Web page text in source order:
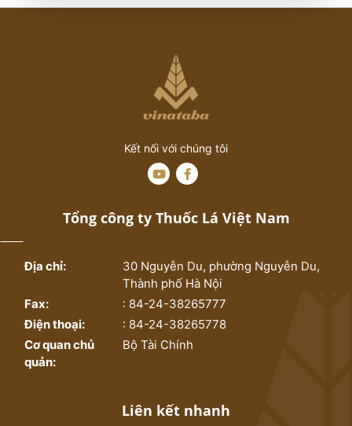
Kết nối với chúng tôi
Tổng công ty Thuốc Lá Việt Nam
Địa chỉ:
30 Nguyễn Du, phường Nguyễn Du,
Thành phố Hà Nội
Fax:
: 84-24-38265777
Điện thoại:
: 84-24-38265778
Cơ quan chủ
quản:
Bộ Tài Chính
Liên kết nhanh